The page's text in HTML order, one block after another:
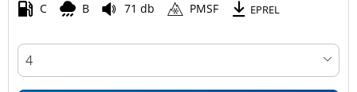
C B 71 db PMSF EPREL